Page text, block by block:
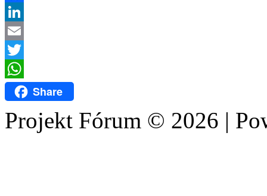
Facebook
LinkedIn
Email
Twitter
WhatsAppShare
Projekt Fórum © 2026 |